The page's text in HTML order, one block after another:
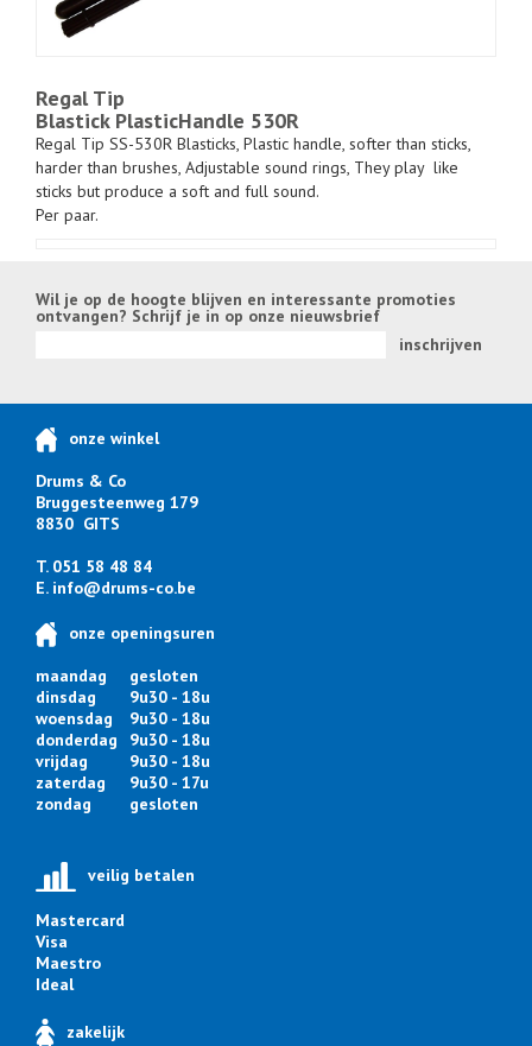
Regal Tip
Blastick PlasticHandle 530R
Regal Tip SS-530R Blasticks, Plastic handle, softer than sticks,
harder than brushes, Adjustable sound rings, They play like
sticks but produce a soft and full sound.
Per paar.
Wil je op de hoogte blijven en interessante promoties
ontvangen? Schrijf je in op onze nieuwsbrief
inschrijven
onze winkel
Drums & Co
Bruggesteenweg 179
8830 GITS
T. 051 58 48 84
E. info@drums-co.be
onze openingsuren
maandag
gesloten
dinsdag
9u30 - 18u
woensdag
9u30 - 18u
donderdag
9u30 - 18u
vrijdag
9u30 - 18u
zaterdag
9u30 - 17u
zondag
gesloten
veilig betalen
Mastercard
Visa
Maestro
Ideal
zakelijk